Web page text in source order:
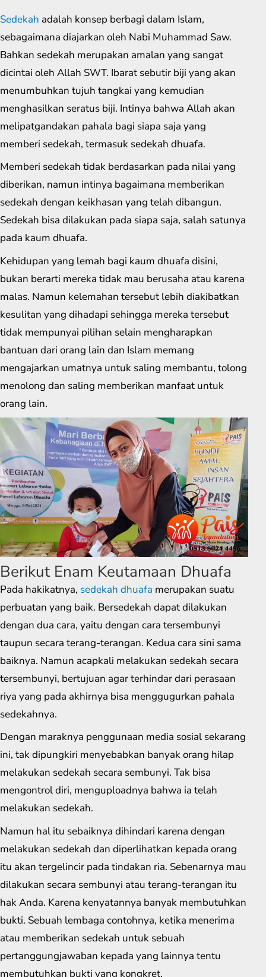
Sedekah adalah konsep berbagi dalam Islam,
sebagaimana diajarkan oleh Nabi Muhammad Saw.
Bahkan sedekah merupakan amalan yang sangat
dicintai oleh Allah SWT. Ibarat sebutir biji yang akan
menumbuhkan tujuh tangkai yang kemudian
menghasilkan seratus biji. Intinya bahwa Allah akan
melipatgandakan pahala bagi siapa saja yang
memberi sedekah, termasuk sedekah dhuafa.
Memberi sedekah tidak berdasarkan pada nilai yang
diberikan, namun intinya bagaimana memberikan
sedekah dengan keikhasan yang telah dibangun.
Sedekah bisa dilakukan pada siapa saja, salah satunya
pada kaum dhuafa.
Kehidupan yang lemah bagi kaum dhuafa disini,
bukan berarti mereka tidak mau berusaha atau karena
malas. Namun kelemahan tersebut lebih diakibatkan
kesulitan yang dihadapi sehingga mereka tersebut
tidak mempunyai pilihan selain mengharapkan
bantuan dari orang lain dan Islam memang
mengajarkan umatnya untuk saling membantu, tolong
menolong dan saling memberikan manfaat untuk
orang lain.
Berikut Enam Keutamaan Dhuafa
Pada hakikatnya, sedekah dhuafa merupakan suatu
perbuatan yang baik. Bersedekah dapat dilakukan
dengan dua cara, yaitu dengan cara tersembunyi
taupun secara terang-terangan. Kedua cara sini sama
baiknya. Namun acapkali melakukan sedekah secara
tersembunyi, bertujuan agar terhindar dari perasaan
riya yang pada akhirnya bisa menggugurkan pahala
sedekahnya.
Dengan maraknya penggunaan media sosial sekarang
ini, tak dipungkiri menyebabkan banyak orang hilap
melakukan sedekah secara sembunyi. Tak bisa
mengontrol diri, menguploadnya bahwa ia telah
melakukan sedekah.
Namun hal itu sebaiknya dihindari karena dengan
melakukan sedekah dan diperlihatkan kepada orang
itu akan tergelincir pada tindakan ria. Sebenarnya mau
dilakukan secara sembunyi atau terang-terangan itu
hak Anda. Karena kenyatannya banyak membutuhkan
bukti. Sebuah lembaga contohnya, ketika menerima
atau memberikan sedekah untuk sebuah
pertanggungjawaban kepada yang lainnya tentu
membutuhkan bukti yang kongkret.